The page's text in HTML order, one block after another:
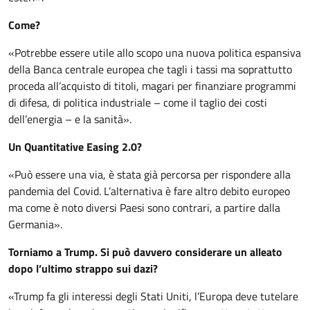
Come?
«Potrebbe essere utile allo scopo una nuova politica espansiva
della Banca centrale europea che tagli i tassi ma soprattutto
proceda all’acquisto di titoli, magari per finanziare programmi
di difesa, di politica industriale – come il taglio dei costi
dell’energia – e la sanità».
Un Quantitative Easing 2.0?
«Può essere una via, è stata già percorsa per rispondere alla
pandemia del Covid. L’alternativa è fare altro debito europeo
ma come è noto diversi Paesi sono contrari, a partire dalla
Germania».
Torniamo a Trump. Si può davvero considerare un alleato
dopo l’ultimo strappo sui dazi?
«Trump fa gli interessi degli Stati Uniti, l’Europa deve tutelare